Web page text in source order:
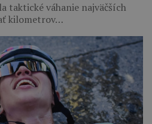
taktické váhanie najväčších
kilometrov…